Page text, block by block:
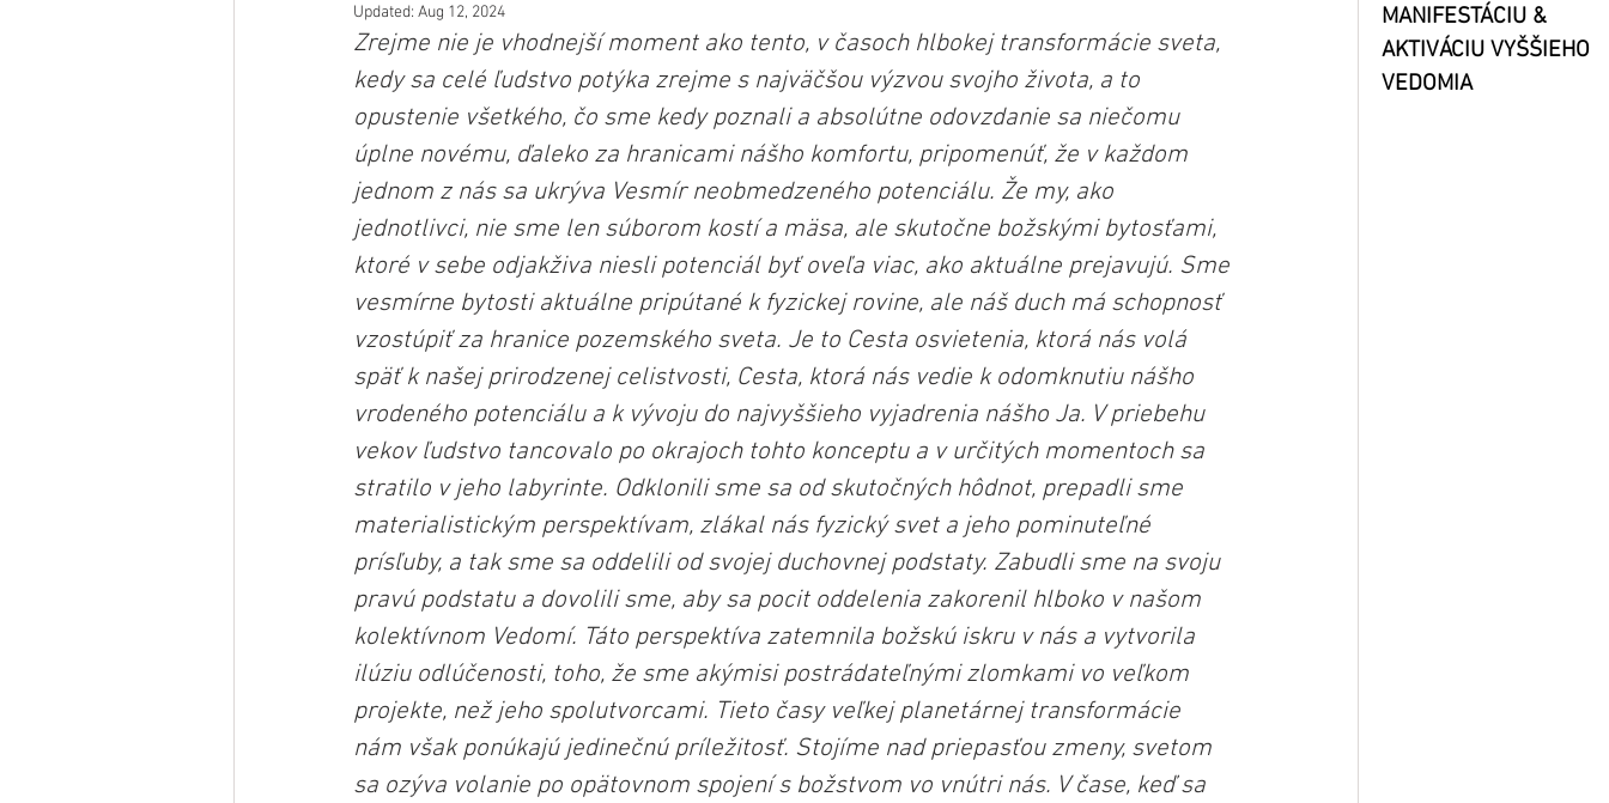
MANIFESTÁCIU &
AKTIVÁCIU VYŠŠIEHO
VEDOMIA
Updated: Aug 12, 2024
Zrejme nie je vhodnejší moment ako tento, v časoch hlbokej transformácie sveta,
kedy sa celé ľudstvo potýka zrejme s najväčšou výzvou svojho života, a to
opustenie všetkého, čo sme kedy poznali a absolútne odovzdanie sa niečomu
úplne novému, ďaleko za hranicami nášho komfortu, pripomenúť, že v každom
jednom z nás sa ukrýva Vesmír neobmedzeného potenciálu. Že my, ako
jednotlivci, nie sme len súborom kostí a mäsa, ale skutočne božskými bytosťami,
ktoré v sebe odjakživa niesli potenciál byť oveľa viac, ako aktuálne prejavujú. Sme
vesmírne bytosti aktuálne pripútané k fyzickej rovine, ale náš duch má schopnosť
vzostúpiť za hranice pozemského sveta. Je to Cesta osvietenia, ktorá nás volá
späť k našej prirodzenej celistvosti, Cesta, ktorá nás vedie k odomknutiu nášho
vrodeného potenciálu a k vývoju do najvyššieho vyjadrenia nášho Ja. V priebehu
vekov ľudstvo tancovalo po okrajoch tohto konceptu a v určitých momentoch sa
stratilo v jeho labyrinte. Odklonili sme sa od skutočných hôdnot, prepadli sme
materialistickým perspektívam, zlákal nás fyzický svet a jeho pominuteľné
prísľuby, a tak sme sa oddelili od svojej duchovnej podstaty. Zabudli sme na svoju
pravú podstatu a dovolili sme, aby sa pocit oddelenia zakorenil hlboko v našom
kolektívnom Vedomí. Táto perspektíva zatemnila božskú iskru v nás a vytvorila
ilúziu odlúčenosti, toho, že sme akýmisi postrádateľnými zlomkami vo veľkom
projekte, než jeho spolutvorcami. Tieto časy veľkej planetárnej transformácie
nám však ponúkajú jedinečnú príležitosť. Stojíme nad priepasťou zmeny, svetom
sa ozýva volanie po opätovnom spojení s božstvom vo vnútri nás. V čase, keď sa